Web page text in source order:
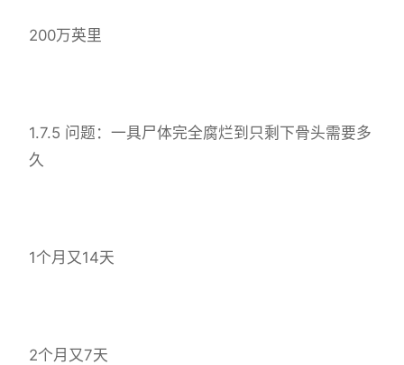
200万英里
1.7.5 问题：一具尸体完全腐烂到只剩下骨头需要多
久
1个月又14天
2个月又7天